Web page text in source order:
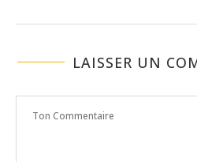
LAISSER UN